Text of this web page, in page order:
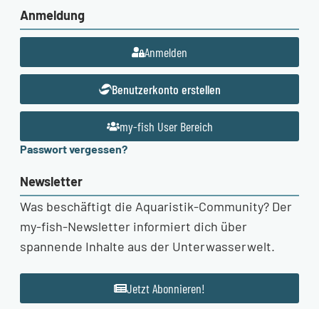
Anmeldung
Anmelden
Benutzerkonto erstellen
my-fish User Bereich
Passwort vergessen?
Newsletter
Was beschäftigt die Aquaristik-Community? Der
my-fish-Newsletter informiert dich über
spannende Inhalte aus der Unterwasserwelt.
Jetzt Abonnieren!